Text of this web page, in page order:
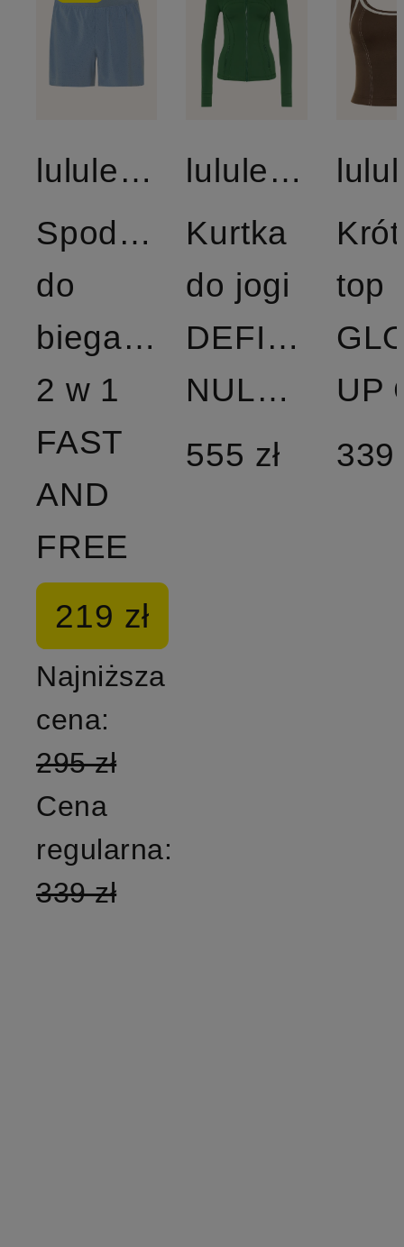
lululemon
Spodenki
do
biegania
2 w 1
FAST
AND
FREE
219 zł
Najniższa
cena:
295 zł
Cena
regularna:
339 zł
lululemon
Kurtka
do jogi
DEFINE
NULU™
555 zł
top
UP
339